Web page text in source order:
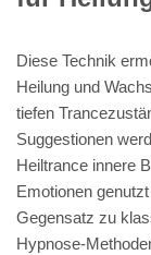
Diese Technik
Heilung und
tiefen
Suggestionen
Heiltrance innere
Emotionen
Gegensatz zu
Hypnose-